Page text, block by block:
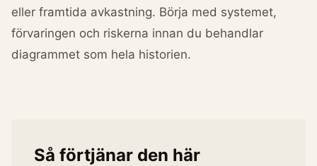
eller framtida avkastning. Börja med systemet,
förvaringen och riskerna innan du behandlar
diagrammet som hela historien.
Så förtjänar den här